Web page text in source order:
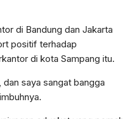
di Bandung dan Jakarta
positif terhadap
di kota Sampang itu.
saya sangat bangga